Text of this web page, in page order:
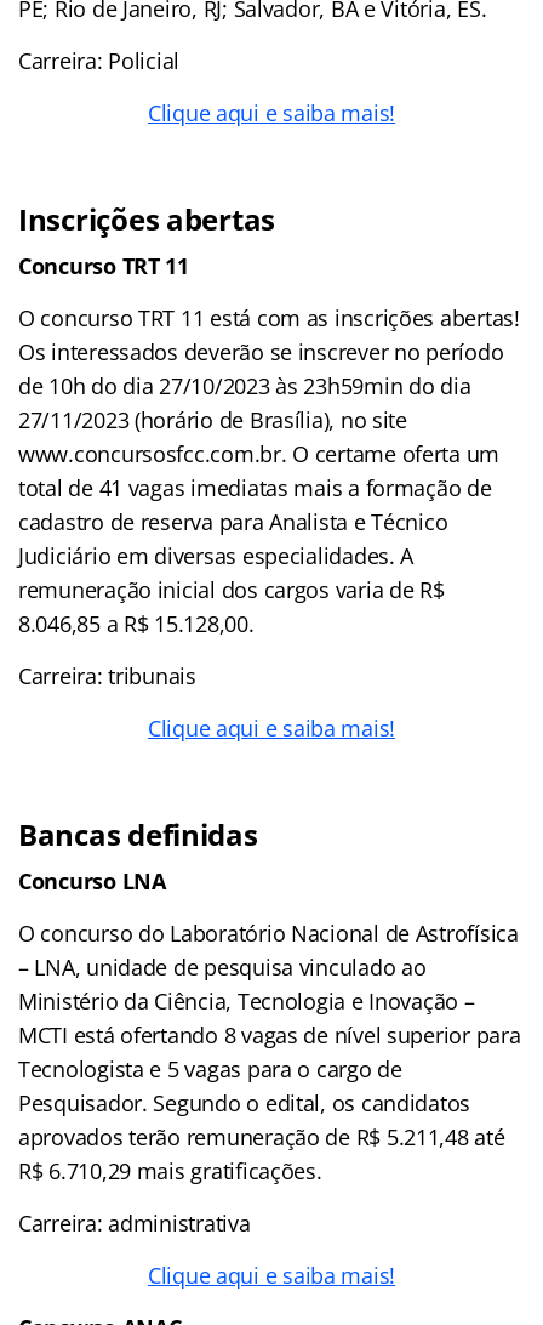
PE; Rio de Janeiro, RJ; Salvador, BA e Vitória, ES.
Carreira: Policial
Clique aqui e saiba mais!
Inscrições abertas
Concurso TRT 11
O concurso TRT 11 está com as inscrições abertas!
Os interessados deverão se inscrever no período
de 10h do dia 27/10/2023 às 23h59min do dia
27/11/2023 (horário de Brasília), no site
www.concursosfcc.com.br. O certame oferta um
total de 41 vagas imediatas mais a formação de
cadastro de reserva para Analista e Técnico
Judiciário em diversas especialidades. A
remuneração inicial dos cargos varia de R$
8.046,85 a R$ 15.128,00.
Carreira: tribunais
Clique aqui e saiba mais!
Bancas definidas
Concurso LNA
O concurso do Laboratório Nacional de Astrofísica
– LNA, unidade de pesquisa vinculado ao
Ministério da Ciência, Tecnologia e Inovação –
MCTI está ofertando 8 vagas de nível superior para
Tecnologista e 5 vagas para o cargo de
Pesquisador. Segundo o edital, os candidatos
aprovados terão remuneração de R$ 5.211,48 até
R$ 6.710,29 mais gratificações.
Carreira: administrativa
Clique aqui e saiba mais!